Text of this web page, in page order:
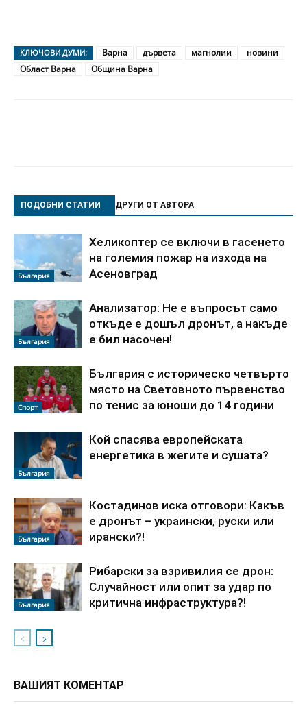
КЛЮЧОВИ ДУМИ: Варна дървета магнолии
новини
Област Варна
Община Варна
ПОДОБНИ СТАТИИ ДРУГИ ОТ АВТОРА
България
Хеликоптер се включи в гасенето
на големия пожар на изхода на
Асеновград
България
Анализатор: Не е въпросът само
откъде е дошъл дронът, а накъде
е бил насочен!
Спорт
България с историческо четвърто
място на Световното първенство
по тенис за юноши до 14 години
България
Кой спасява европейската
енергетика в жегите и сушата?
България
Костадинов иска отговори: Какъв
е дронът – украински, руски или
ирански?!
България
Рибарски за взривилия се дрон:
Случайност или опит за удар по
критична инфраструктура?!
ВАШИЯТ КОМЕНТАР